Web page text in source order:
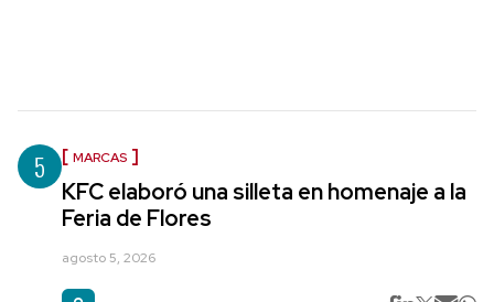
5 MARCAS
KFC elaboró una silleta en homenaje a la
Feria de Flores
agosto 5, 2026